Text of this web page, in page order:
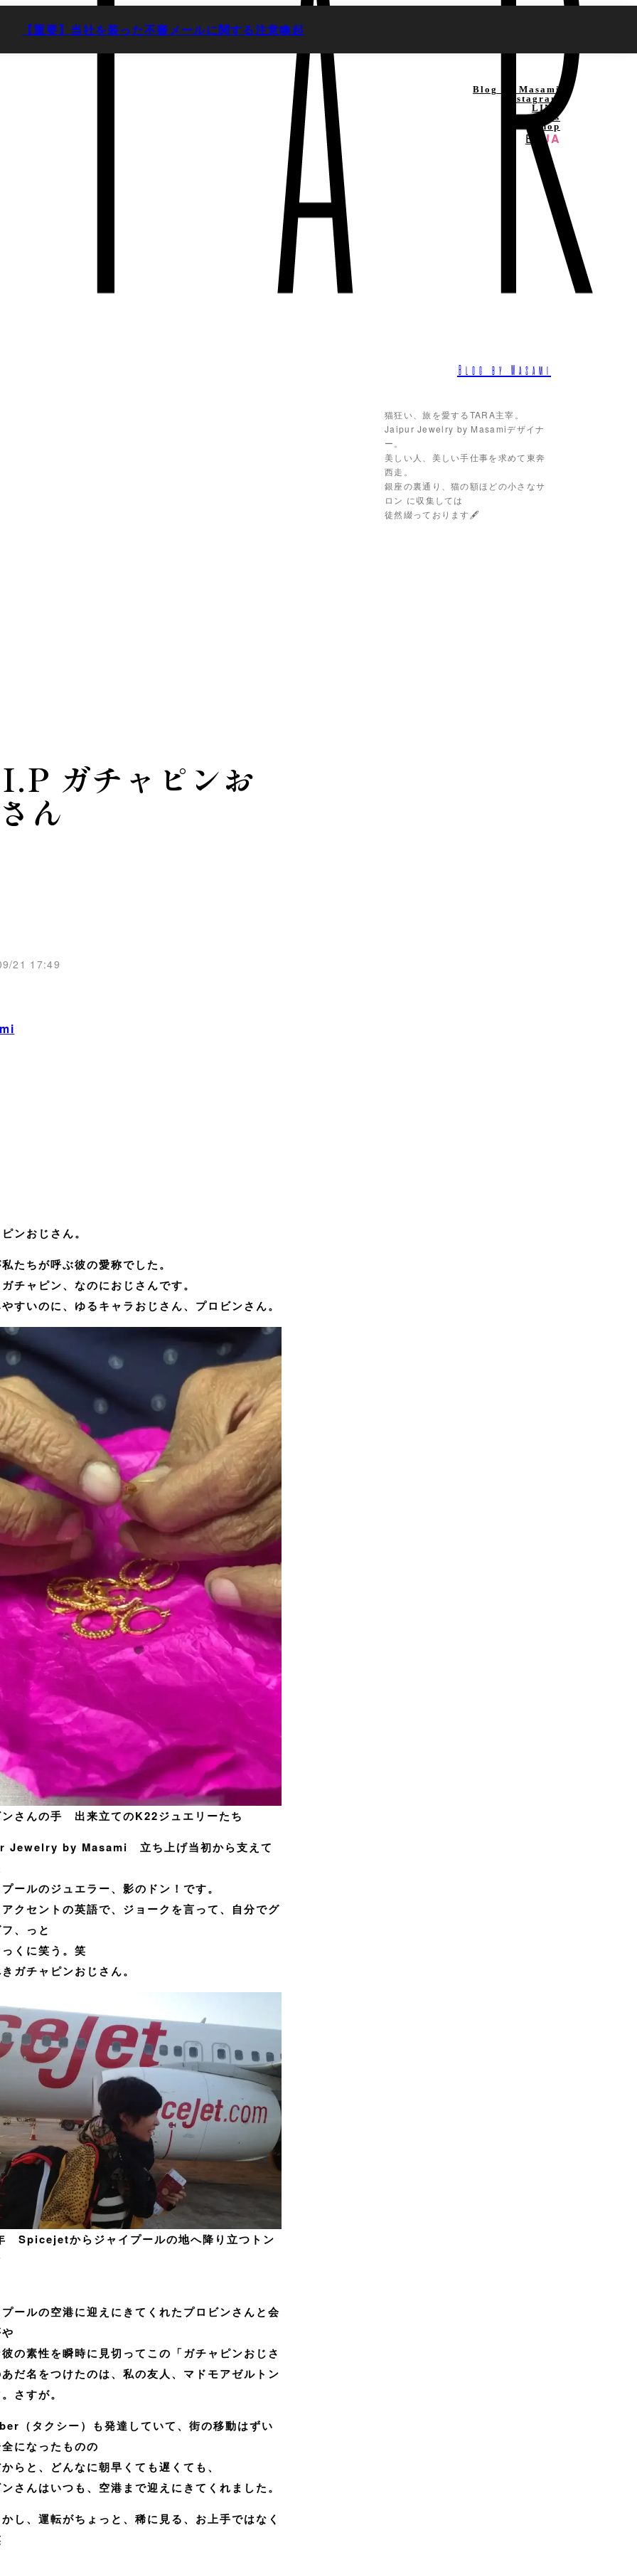
【重要】当社を装った不審メールに関する注意喚起
Blog By Masami
Instagram
LINE
News
Shop
EN JA
ガチャピンお
ん
21 17:49
ンおじさん。
たちが呼ぶ彼の愛称でした。
チャピン、なのにおじさんです。
すいのに、ゆるキャラおじさん、プロビンさん。
さんの手 出来立てのK22ジュエリーたち
Jewelry by Masami 立ち上げ当初から支えて
ールのジュエラー、影のドン！です。
クセントの英語で、ジョークを言って、自分でグ
、っと
くに笑う。笑
ガチャピンおじさん。
Spicejetからジャイプールの地へ降り立つトン
ールの空港に迎えにきてくれたプロビンさんと会
の素性を瞬時に見切ってこの「ガチャピンおじさ
だ名をつけたのは、私の友人、マドモアゼルトン
さすが。
（タクシー）も発達していて、街の移動はずい
になったものの
らと、どんなに朝早くても遅くても、
さんはいつも、空港まで迎えにきてくれました。
し、運転がちょっと、稀に見る、お上手ではなく
Blog by Masami
猫狂い、旅を愛するTARA主宰。
Jaipur Jewelry by Masamiデザイナ
ー。
美しい人、美しい手仕事を求めて東奔
西走。
銀座の裏通り、猫の額ほどの小さなサ
ロン に収集しては
徒然綴っております🖋